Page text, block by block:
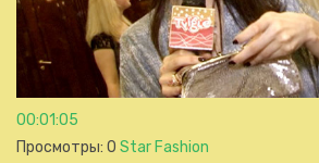
00:01:05
Просмотры: 0 Star Fashion